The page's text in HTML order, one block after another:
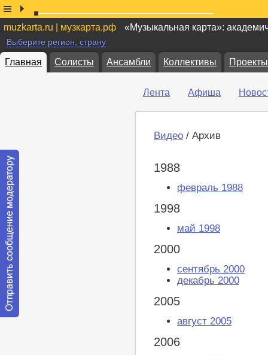
muzkarta.ru | музкарта.рф «Музыкальная карта»:
Выберите регион, страну
Главная Солисты Ансамбли Коллективы Проекты
Лента Афиша
Видео / Архив
1988
февраль 1988
1998
май 1998
2000
сентябрь 2000
декабрь 2000
2005
август 2005
2006